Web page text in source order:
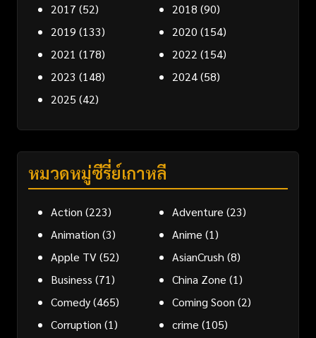
2017 (52) 2018 (90)
2019 (133) 2020 (154)
2021 (178) 2022 (154)
2023 (148) 2024(58)
2025 (42)
หมวดหมู่ซีรี่ย์เกาหลี
Action (223) Adventure (23)
Animation (3) Anime (1)
Apple TV(52) AsianCrush (8)
Business (71) China Zone (1)
Comedy(465) Coming Soon (2)
Corruption (1) crime (105)